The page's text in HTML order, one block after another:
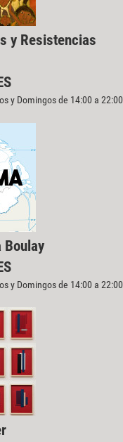
y Resistencias
y Domingos de 14:00 a 22:00
y Domingos de 14:00 a 22:00